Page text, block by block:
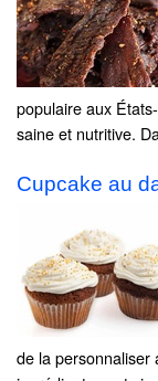
populaire aux
saine et nutritive.
Cupcake au
de la personnaliser